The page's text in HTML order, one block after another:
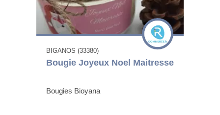
BIGANOS (33380)
Bougie Joyeux Noel Maitresse
Bougies Bioyana